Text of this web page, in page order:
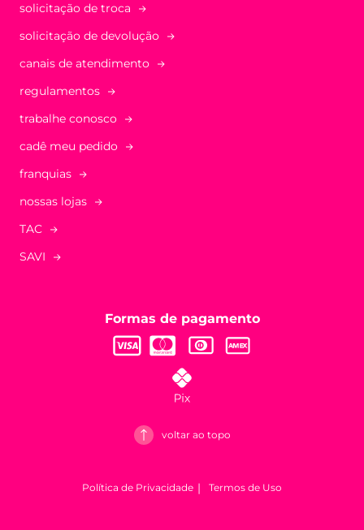
solicitação de troca
solicitação de devolução
canais de atendimento
regulamentos
trabalhe conosco
cadê meu pedido
franquias
nossas lojas
TAC
SAVI
Formas de pagamento
voltar ao topo
Política de Privacidade Termos de Uso